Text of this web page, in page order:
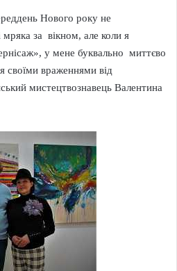
Нового року не
за вікном, але коли я
у мене буквально миттєво
своїми враженнями від
мистецтвознавець Валентина